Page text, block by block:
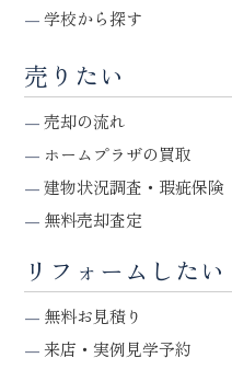
学校から探す
売りたい
売却の流れ
ホームプラザの買取
建物状況調査・瑕疵保険
無料売却査定
リフォームしたい
無料お見積り
来店・実例見学予約